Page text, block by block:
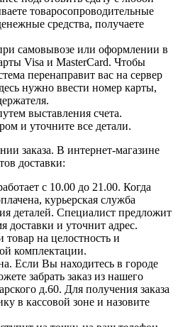
товаросопроводительные
средства, получаете
самовывозе или оформлении в
Visa и MasterCard. Чтобы
перенаправит вас на сервер
нужно ввести номер карты,
выставления счета.
и уточните все детали.
заказа. В интернет-магазине
доставки:
с 10.00 до 21.00. Когда
курьерская служба
деталей. Специалист предложит
доставки и уточнит адрес.
на целостность и
комплектации.
Если Вы находитесь в городе
забрать заказ из нашего
д.60. Для получения заказа
в кассовой зоне и назовите